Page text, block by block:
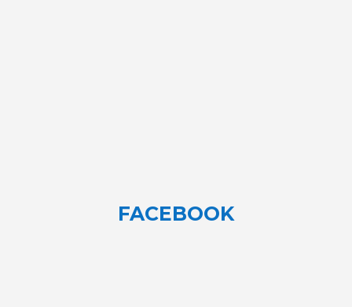
FACEBOOK